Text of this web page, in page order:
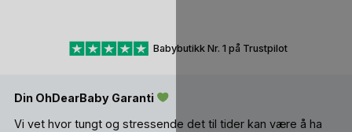
Babybutikk Nr. 1 på Trustpilot
Din OhDearBaby Garanti
Vi vet hvor tungt og stressende det til tider kan være å ha